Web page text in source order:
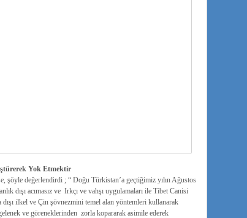
Yok Etmektir
şöyle değerlendirdi ; “ Doğu Türkistan’a geçtiğimiz yılın Ağustos
dışı acımasız ve Irkçı ve vahşı uygulamaları ile Tibet Canisi
ilkel ve Çin şövnezmini temel alan yöntemleri kullanarak
ve göreneklerinden zorla kopararak asimile ederek